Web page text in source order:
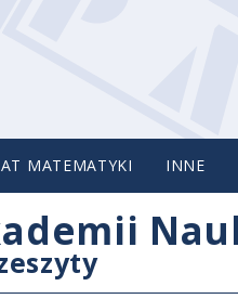
MATEMATYKI INNE